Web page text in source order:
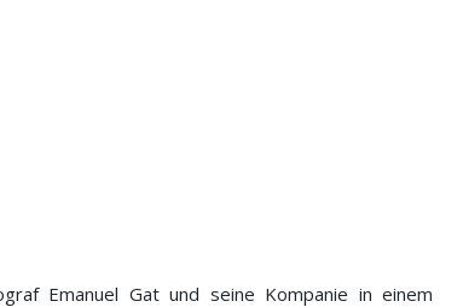
Emanuel Gat und seine Kompanie in einem